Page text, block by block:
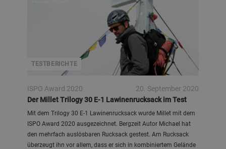
TESTBERICHTE
ISPO Award 2020
20. September 2020
Der Millet Trilogy 30 E-1 Lawinenrucksack im Test
Mit dem Trilogy 30 E-1 Lawinenrucksack wurde Millet mit dem
ISPO Award 2020 ausgezeichnet. Bergzeit Autor Michael hat
den mehrfach auslösbaren Rucksack gestest. Am Rucksack
überzeugt ihn vor allem, dass er sich in kombiniertem Gelände